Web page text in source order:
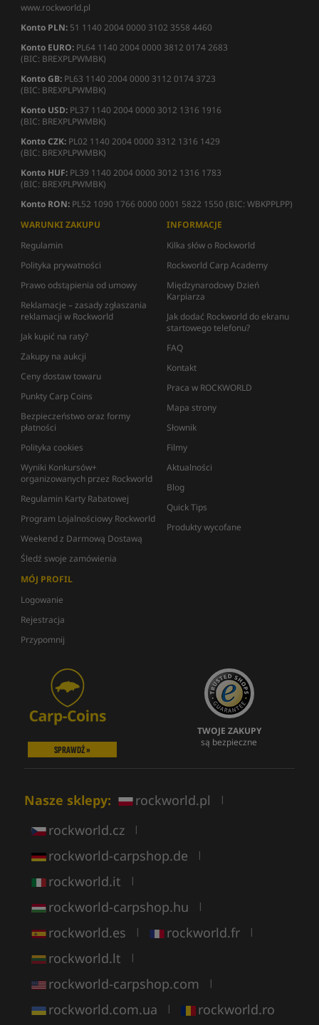
www.rockworld.pl
Konto PLN: 51 1140 2004 0000 3102 3558 4460
Konto EURO: PL64 1140 2004 0000 3812 0174 2683
(BIC: BREXPLPWMBK)
Konto GB: PL63 1140 2004 0000 3112 0174 3723
(BIC: BREXPLPWMBK)
Konto USD: PL37 1140 2004 0000 3012 1316 1916
(BIC: BREXPLPWMBK)
Konto CZK: PL02 1140 2004 0000 3312 1316 1429
(BIC: BREXPLPWMBK)
Konto HUF: PL39 1140 2004 0000 3012 1316 1783
(BIC: BREXPLPWMBK)
Konto RON: PL52 1090 1766 0000 0001 5822 1550 (BIC: WBKPPLPP)
WARUNKI ZAKUPU
Regulamin
Polityka prywatności
Prawo odstąpienia od umowy
Reklamacje – zasady zgłaszania
reklamacji w Rockworld
Jak kupić na raty?
Zakupy na aukcji
Ceny dostaw towaru
Punkty Carp Coins
Bezpieczeństwo oraz formy
płatności
Polityka cookies
Wyniki Konkursów+
organizowanych przez Rockworld
Regulamin Karty Rabatowej
Program Lojalnościowy Rockworld
Weekend z Darmową Dostawą
Śledź swoje zamówienia
INFORMACJE
Kilka słów o Rockworld
Rockworld Carp Academy
Międzynarodowy Dzień
Karpiarza
Jak dodać Rockworld do ekranu
startowego telefonu?
FAQ
Kontakt
Praca w ROCKWORLD
Mapa strony
Słownik
Filmy
Aktualności
Blog
Quick Tips
Produkty wycofane
MÓJ PROFIL
Logowanie
Rejestracja
Przypomnij
SPRAWDŹ »
TWOJE ZAKUPY
są bezpieczne
Nasze sklepy: rockworld.pl |
rockworld.cz |
rockworld-carpshop.de |
rockworld.it |
rockworld-carpshop.hu |
rockworld.es | rockworld.fr |
rockworld.lt |
rockworld-carpshop.com |
rockworld.com.ua | rockworld.ro